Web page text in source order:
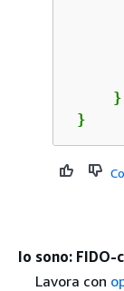
}
Io sono:
Lavora con